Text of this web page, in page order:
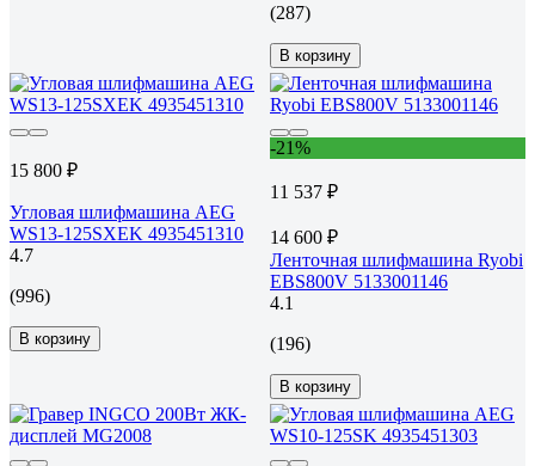
(287)
В корзину
15 800 ₽
Угловая шлифмашина AEG
WS13-125SXEK 4935451310
4.7
(996)
В корзину
-21%
11 537 ₽
14 600 ₽
Ленточная шлифмашина Ryobi
EBS800V 5133001146
4.1
(196)
В корзину